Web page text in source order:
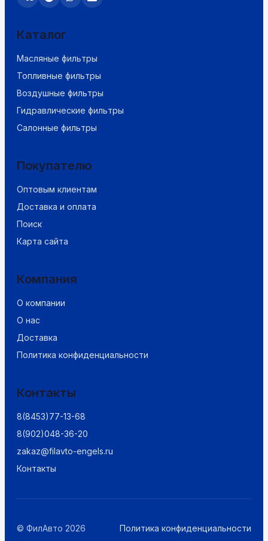
Каталог
Масляные фильтры
Топливные фильтры
Воздушные фильтры
Гидравлические фильтры
Салонные фильтры
Покупателю
Оптовым клиентам
Доставка и оплата
Поиск
Карта сайта
Компания
О компании
О нас
Доставка
Политика конфиденциальности
Контакты
8(8453)77-13-68
8(902)048-36-20
zakaz@filavto-engels.ru
Контакты
© ФилАвто 2026 Политика конфиденциальности